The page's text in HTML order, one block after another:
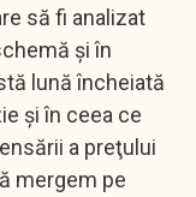
să fi analizat
şi în
lună încheiată
şi în ceea ce
a preţului
mergem pe